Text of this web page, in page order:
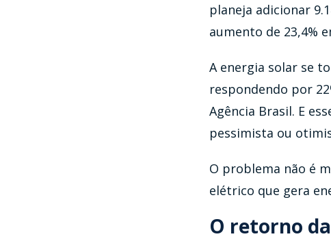
planeja adicionar
aumento de 23,4%
A energia solar se
respondendo por
Agência Brasil. E
pessimista ou
O problema não é
elétrico que gera
O retorno